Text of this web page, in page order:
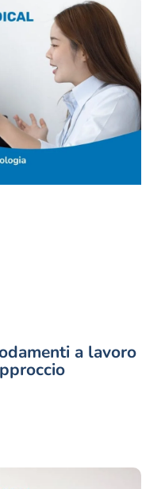
a lavoro